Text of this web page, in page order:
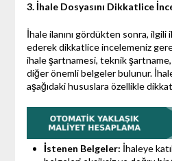
3. İhale Dosyasını Dikkatlice
İhale ilanını gördükten sonra, ilgili
ederek dikkatlice incelemeniz
ihale şartnamesi, teknik şartname,
diğer önemli belgeler bulunur.
aşağıdaki hususlara özellikle
İstenen Belgeler: İhaleye